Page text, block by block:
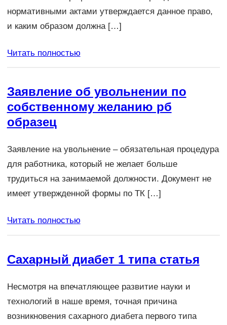
нормативными актами утверждается данное право,
и каким образом должна […]
Читать полностью
Заявление об увольнении по
собственному желанию рб
образец
Заявление на увольнение – обязательная процедура
для работника, который не желает больше
трудиться на занимаемой должности. Документ не
имеет утвержденной формы по ТК […]
Читать полностью
Сахарный диабет 1 типа статья
Несмотря на впечатляющее развитие науки и
технологий в наше время, точная причина
возникновения сахарного диабета первого типа